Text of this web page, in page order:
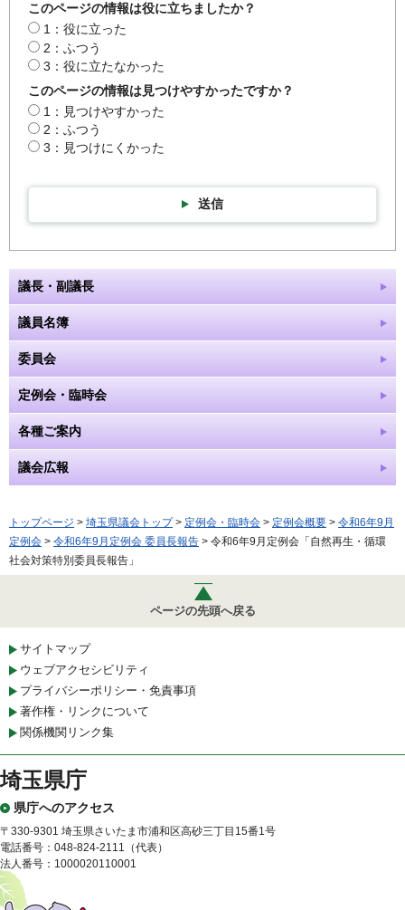
このページの情報は役に立ちましたか？
1：役に立った
2：ふつう
3：役に立たなかった
このページの情報は見つけやすかったですか？
1：見つけやすかった
2：ふつう
3：見つけにくかった
送信
議長・副議長
議員名簿
委員会
定例会・臨時会
各種ご案内
議会広報
トップページ > 埼玉県議会トップ> 定例会・臨時会 > 定例会概要 > 令和6年9月
定例会 > 令和6年9月定例会 委員長報告 > 令和6年9月定例会「自然再生・循環
社会対策特別委員長報告」
ページの先頭へ戻る
サイトマップ
ウェブアクセシビリティ
プライバシーポリシー・免責事項
著作権・リンクについて
関係機関リンク集
埼玉県庁
県庁へのアクセス
〒330-9301 埼玉県さいたま市浦和区高砂三丁目15番1号
電話番号：048-824-2111（代表）
法人番号：1000020110001